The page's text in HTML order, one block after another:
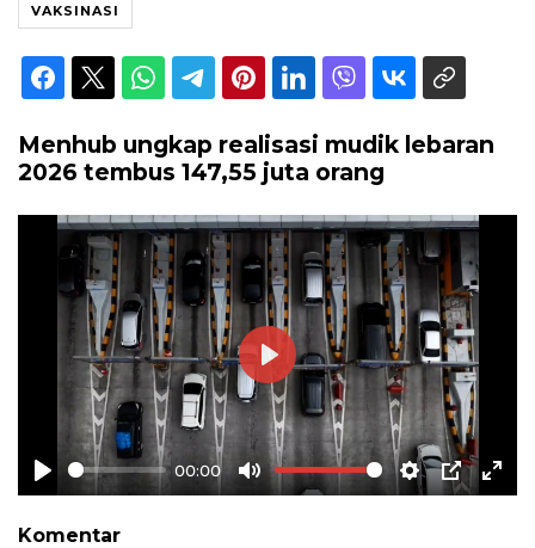
VAKSINASI
Menhub ungkap realisasi mudik lebaran
2026 tembus 147,55 juta orang
Play
00:00
Mute Settings
PIP
Play
Komentar